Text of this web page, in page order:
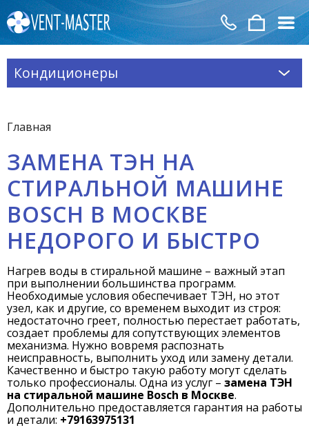
Главная
ЗАМЕНА ТЭН НА
СТИРАЛЬНОЙ МАШИНЕ
BOSCH В МОСКВЕ
НЕДОРОГО И БЫСТРО
Нагрев воды в стиральной машине – важный этап
при выполнении большинства программ.
Необходимые условия обеспечивает ТЭН, но этот
узел, как и другие, со временем выходит из строя:
недостаточно греет, полностью перестает работать,
создает проблемы для сопутствующих элементов
механизма. Нужно вовремя распознать
неисправность, выполнить уход или замену детали.
Качественно и быстро такую работу могут сделать
только профессионалы. Одна из услуг – замена ТЭН
на стиральной машине Bosch в Москве.
Дополнительно предоставляется гарантия на работы
и детали: +79163975131
Кондиционеры